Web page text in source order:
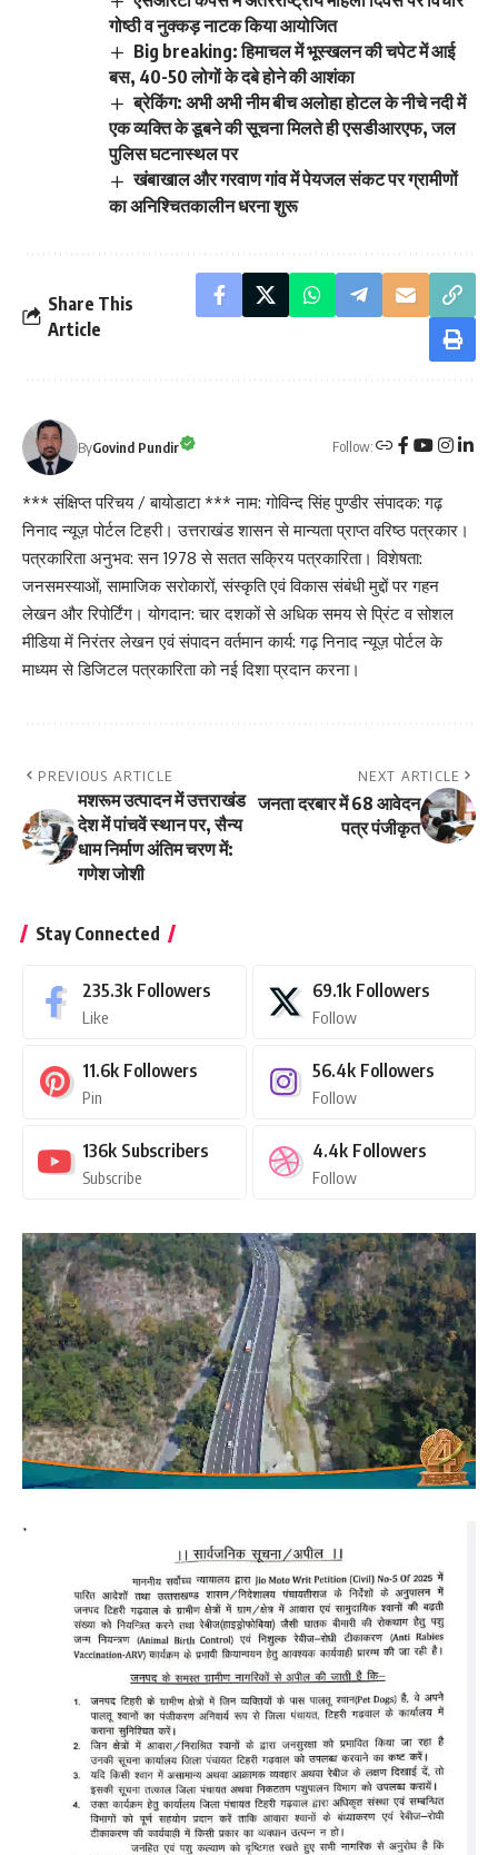
गोष्ठी व नुक्कड़ नाटक किया आयोजित
Big breaking: हिमाचल में भूस्खलन की चपेट में आई
बस, 40-50 लोगों के दबे होने की आशंका
ब्रेकिंग: अभी अभी नीम बीच अलोहा होटल के नीचे नदी में
एक व्यक्ति के डूबने की सूचना मिलते ही एसडीआरएफ, जल
पुलिस घटनास्थल पर
खंबाखाल और गरवाण गांव में पेयजल संकट पर ग्रामीणों
का अनिश्चितकालीन धरना शुरू
Share This
Article
ByGovind Pundir Follow:
*** संक्षिप्त परिचय / बायोडाटा *** नाम: गोविन्द सिंह पुण्डीर संपादक: गढ़
निनाद न्यूज़ पोर्टल टिहरी। उत्तराखंड शासन से मान्यता प्राप्त वरिष्ठ पत्रकार।
पत्रकारिता अनुभव: सन 1978 से सतत सक्रिय पत्रकारिता। विशेषता:
जनसमस्याओं, सामाजिक सरोकारों, संस्कृति एवं विकास संबंधी मुद्दों पर गहन
लेखन और रिपोर्टिंग। योगदान: चार दशकों से अधिक समय से प्रिंट व सोशल
मीडिया में निरंतर लेखन एवं संपादन वर्तमान कार्य: गढ़ निनाद न्यूज़ पोर्टल के
माध्यम से डिजिटल पत्रकारिता को नई दिशा प्रदान करना।
PREVIOUS ARTICLE
मशरूम उत्पादन में उत्तराखंड
देश में पांचवें स्थान पर, सैन्य
धाम निर्माण अंतिम चरण में:
गणेश जोशी
NEXT ARTICLE
जनता दरबार में 68 आवेदन
पत्र पंजीकृत
Stay Connected
235.3k Followers
Like
69.1k Followers
Follow
11.6k Followers
Pin
56.4k Followers
Follow
136k Subscribers
Subscribe
4.4k Followers
Follow